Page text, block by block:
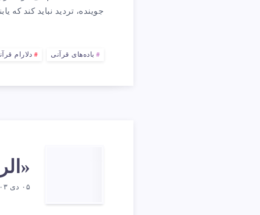
جوینده، تردید نباید کند که
باده‌های قرآنی دلارام
۰۵ دی ۱۴۰۳